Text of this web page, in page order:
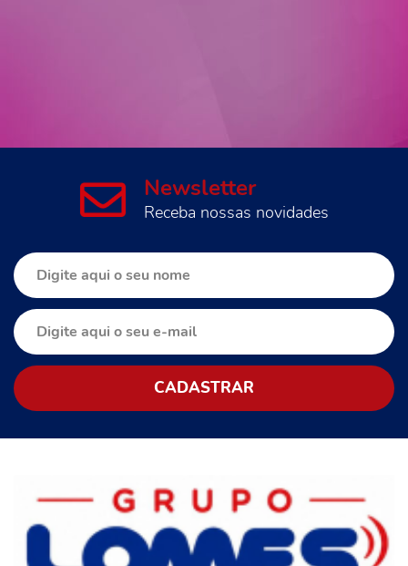
Newsletter
Receba nossas novidades